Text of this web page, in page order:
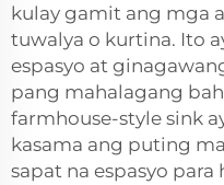
kulay gamit ang mga
tuwalya o kurtina. Ito
espasyo at
pang mahalagang
farmhouse-style sink
kasama ang puting
sapat na espasyo